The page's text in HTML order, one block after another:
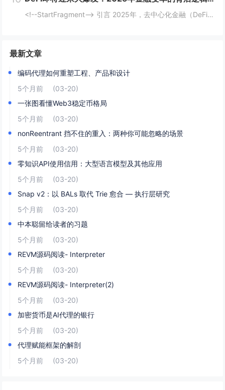
<!--StartFragment--> 引言 2025年，去中心化金融（DeFi）可能迎来一个重要的爆发时期。根据近期的新闻热点，多个因素正在推动这一趋势的到来。首先，美国政府计划建立比特币战略储备，并配合发行ETF等债务...
最新文章
编码代理如何重塑工程、产品和设计
5个月前
(03-20)
一张图看懂Web3稳定币格局
5个月前
(03-20)
nonReentrant 挡不住的重入：两种你可能忽略的场景
5个月前
(03-20)
零知识API使用信用：大型语言模型及其他应用
5个月前
(03-20)
Snap v2：以 BALs 取代 Trie 愈合 — 执行层研究
5个月前
(03-20)
中本聪留给读者的习题
5个月前
(03-20)
REVM源码阅读- Interpreter
5个月前
(03-20)
REVM源码阅读- Interpreter(2)
5个月前
(03-20)
加密货币是AI代理的银行
5个月前
(03-20)
代理赋能框架的解剖
5个月前
(03-20)